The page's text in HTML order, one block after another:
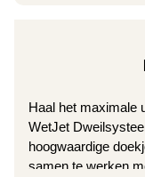
Haal het maximale
WetJet
hoogwaardige
samen te werken